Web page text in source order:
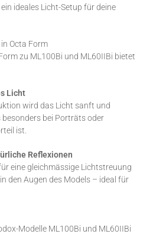
ideales Licht-Setup für deine
Octa Form
zu ML100Bi und ML60IIBi bietet
Licht
wird das Licht sanft und
bei Porträts oder
ist.
Reflexionen
eine gleichmässige Lichtstreuung
den Augen des Models – ideal für
Modelle ML100Bi und ML60IIBi